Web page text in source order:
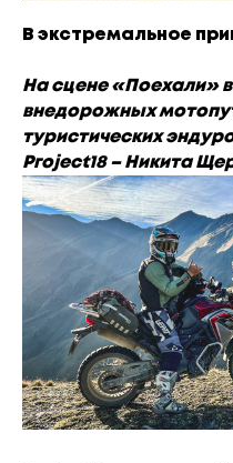
В экстремальное
На сцене «Поехали»
внедорожных
туристических
Ргоjесt18 – Никита